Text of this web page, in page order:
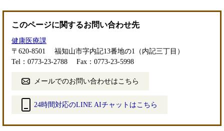
このページに関するお問い合わせ先
健康医療課
〒620-8501
福知山市字内記13番地の1（内記三丁目）
Tel：0773-23-2788
Fax：0773-23-5998
メールでのお問い合わせはこちら
24時間対応のLINE AIチャットはこちら